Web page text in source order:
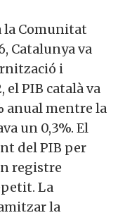
la Comunitat
Catalunya va
i
el PIB català va
anual mentre la
un 0,3%. El
del PIB per
registre
La
la